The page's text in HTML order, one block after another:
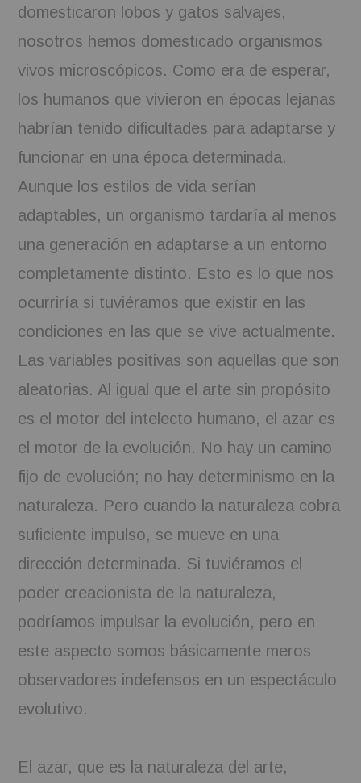
domesticaron lobos y gatos salvajes,
nosotros hemos domesticado organismos
vivos microscópicos. Como era de esperar,
los humanos que vivieron en épocas lejanas
habrían tenido dificultades para adaptarse y
funcionar en una época determinada.
Aunque los estilos de vida serían
adaptables, un organismo tardaría al menos
una generación en adaptarse a un entorno
completamente distinto. Esto es lo que nos
ocurriría si tuviéramos que existir en las
condiciones en las que se vive actualmente.
Las variables positivas son aquellas que son
aleatorias. Al igual que el arte sin propósito
es el motor del intelecto humano, el azar es
el motor de la evolución. No hay un camino
fijo de evolución; no hay determinismo en la
naturaleza. Pero cuando la naturaleza cobra
suficiente impulso, se mueve en una
dirección determinada. Si tuviéramos el
poder creacionista de la naturaleza,
podríamos impulsar la evolución, pero en
este aspecto somos básicamente meros
observadores indefensos en un espectáculo
evolutivo.
El azar, que es la naturaleza del arte,